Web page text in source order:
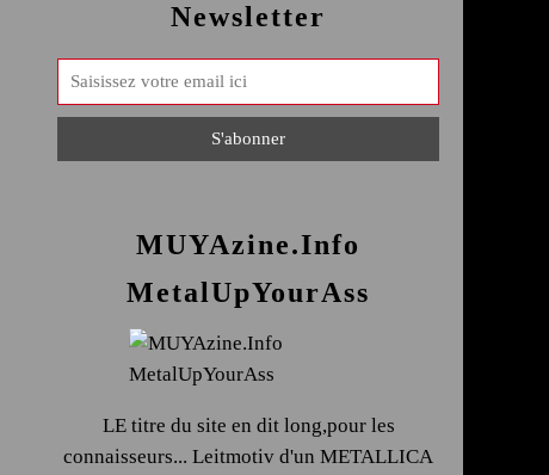
Newsletter
MUYAzine.Info
MetalUpYourAss
LE titre du site en dit long,pour les
connaisseurs... Leitmotiv d'un METALLICA